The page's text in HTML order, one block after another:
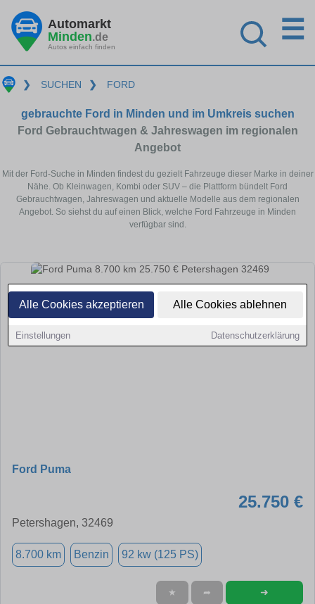
Alle Cookies akzeptieren Alle Cookies ablehnen
Einstellungen Datenschutzerklärung
Automarkt
Minden.de
Autos einfach finden
☰
❯ SUCHEN ❯ FORD
gebrauchte Ford in Minden und im Umkreis suchen
Ford Gebrauchtwagen & Jahreswagen im regionalen
Angebot
Mit der Ford-Suche in Minden findest du gezielt Fahrzeuge dieser Marke in deiner
Nähe. Ob Kleinwagen, Kombi oder SUV – die Plattform bündelt Ford
Gebrauchtwagen, Jahreswagen und aktuelle Modelle aus dem regionalen
Angebot. So siehst du auf einen Blick, welche Ford Fahrzeuge in Minden
verfügbar sind.
Ford Puma
25.750 €
Petershagen, 32469
8.700 km Benzin 92 kw (125 PS)
★ ➦ ➜